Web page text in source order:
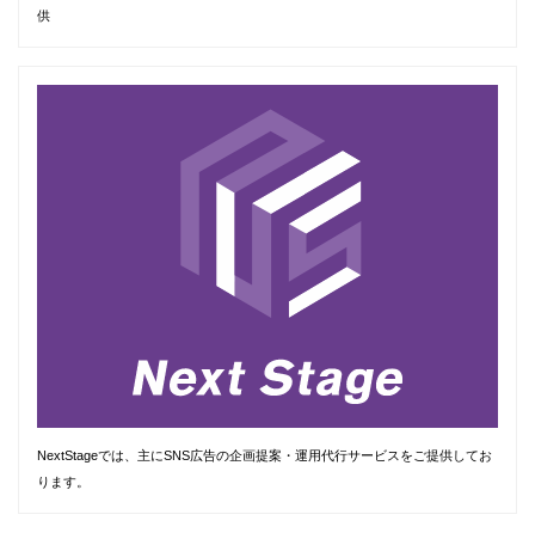
供
NextStageでは、主にSNS広告の企画提案・運用代行サービスをご提供してお
ります。